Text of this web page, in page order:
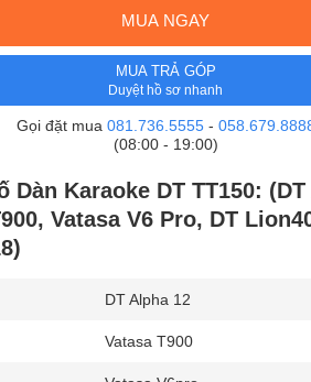
MUA NGAY
MUA TRẢ GÓP
Duyệt hồ sơ nhanh
Gọi đặt mua 081.736.5555-
(08:00 - 19:00)
Dàn Karaoke DT TT150:
Vatasa V6 Pro, DT
DT Alpha 12
Vatasa T900